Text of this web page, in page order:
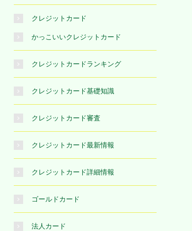
クレジットカード
かっこいいクレジットカード
クレジットカードランキング
クレジットカード基礎知識
クレジットカード審査
クレジットカード最新情報
クレジットカード詳細情報
ゴールドカード
法人カード